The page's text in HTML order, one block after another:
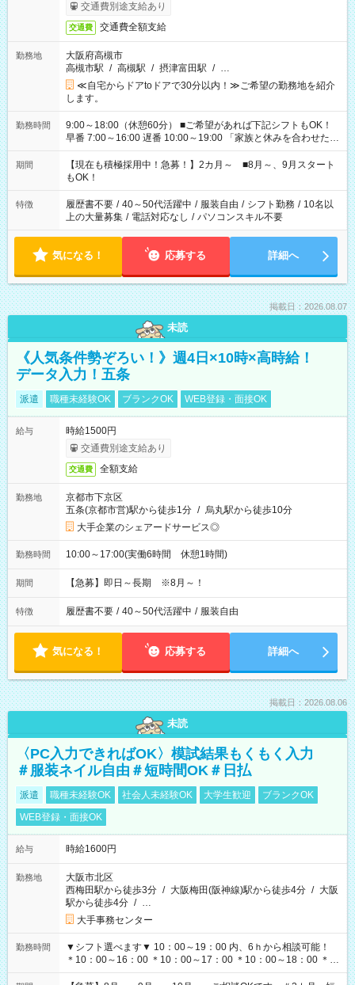
交通費別途支給あり
交通費 交通費全額支給
勤務地
大阪府高槻市
高槻市駅 / 高槻駅 / 摂津富田駅 / …
≪自宅からドアtoドアで30分以内！≫ご希望の勤務地を紹介
します。
勤務時間
9:00～18:00（休憩60分） ■ご希望があれば下記シフトもOK！
早番 7:00～16:00 遅番 10:00～19:00 「家族と休みを合わせた
い」 「余裕を持って夕飯の準備がしたい」 「できれば残業はし
たくない」 など、ご希望を教えてくださいね。 ※Wワーク希望
の方へ 今ご覧のお仕事で希望する勤務時間と、もう1つのお仕事
の勤務時間。 合計で週40時間を超える場合は応募できません。
期間
【現在も積極採用中！急募！】2カ月～ ■8月～、9月スタート
もOK！
特徴 履歴書不要 / 40～50代活躍中 / 服装自由 / シフト勤務 / 10名以
上の大量募集 / 電話対応なし / パソコンスキル不要
気になる！ 応募する 詳細へ
掲載日：2026.08.07
未読
《人気条件勢ぞろい！》週4日×10時×高時給！
データ入力！五条
派遣 職種未経験OK ブランクOK WEB登録・面接OK
給与
時給1500円
交通費別途支給あり
交通費 全額支給
勤務地
京都市下京区
五条(京都市営)駅から徒歩1分 / 烏丸駅から徒歩10分
大手企業のシェアードサービス◎
勤務時間 10:00～17:00(実働6時間 休憩1時間)
期間 【急募】即日～長期 ※8月～！
特徴 履歴書不要 / 40～50代活躍中 / 服装自由
気になる！ 応募する 詳細へ
掲載日：2026.08.06
未読
〈PC入力できればOK〉模試結果もくもく入力
＃服装ネイル自由＃短時間OK＃日払
派遣 職種未経験OK 社会人未経験OK 大学生歓迎
ブランクOK
WEB登録・面接OK
給与 時給1600円
勤務地
大阪市北区
西梅田駅から徒歩3分 / 大阪梅田(阪神線)駅から徒歩4分 / 大阪
駅から徒歩4分 / …
大手事務センター
勤務時間
▼シフト選べます▼ 10：00～19：00 内、6ｈから相談可能！
＊10：00～16：00 ＊10：00～17：00 ＊10：00～18：00 ＊
11：00～19：00 ＊12：00～19：00 ＊13：00～19：00